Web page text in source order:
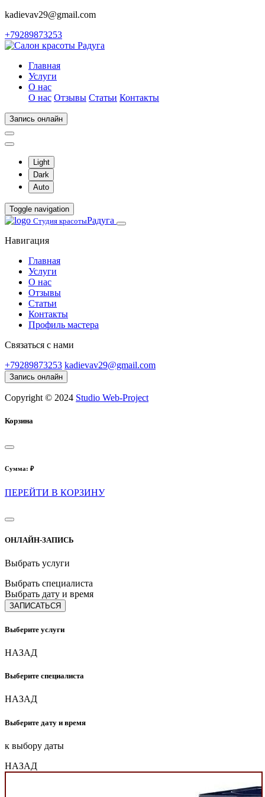
kadievav29@gmail.com
+79289873253
Главная
Услуги
О нас
О нас Отзывы Статьи Контакты
Запись онлайн
Light
Dark
Auto
Toggle navigation
Студия красотыРадуга
Навигация
Главная
Услуги
О нас
Отзывы
Статьи
Контакты
Профиль мастера
Связаться с нами
+79289873253 kadievav29@gmail.com
Запись онлайн
Copyright © 2024 Studio Web-Project
Корзина
Сумма: ₽
ПЕРЕЙТИ В КОРЗИНУ
ОНЛАЙН-ЗАПИСЬ
Выбрать услуги
Выбрать специалиста
Выбрать дату и время
ЗАПИСАТЬСЯ
Выберите услуги
НАЗАД
Выберите специалиста
НАЗАД
Выберите дату и время
к выбору даты
НАЗАД